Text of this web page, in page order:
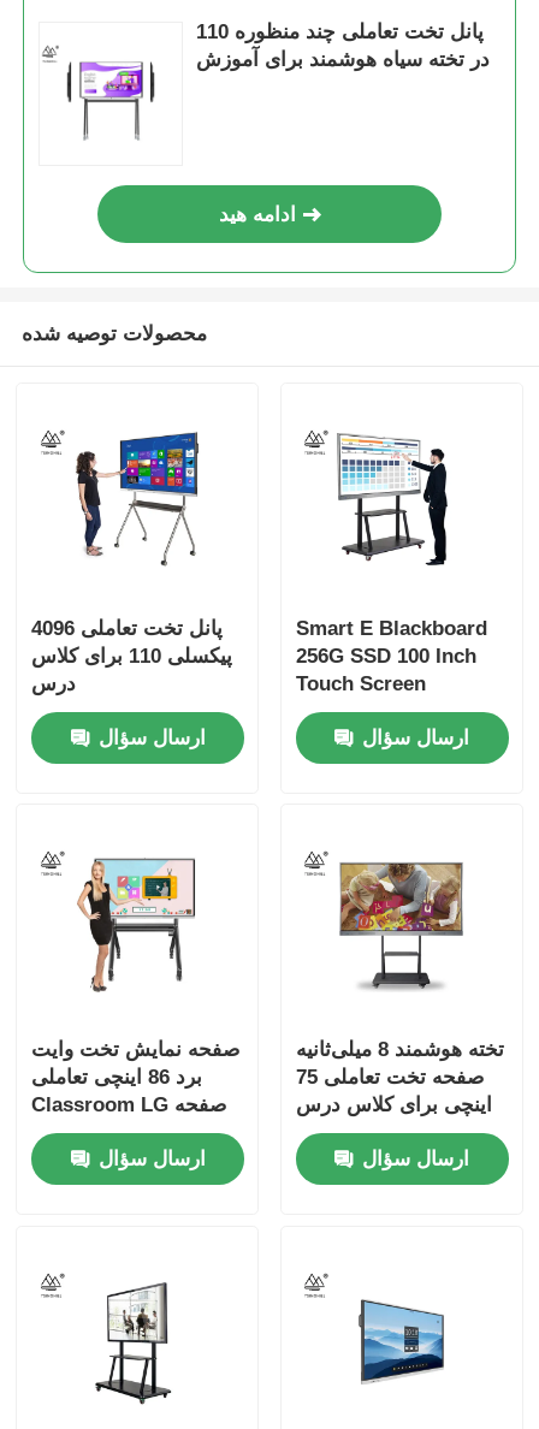
پانل تخت تعاملی چند منظوره 110
در تخته سیاه هوشمند برای آموزش
ادامه هید
محصولات توصیه شده
پانل تخت تعاملی 4096
پیکسلی 110 برای کلاس
درس
ارسال سؤال
Smart E Blackboard
256G SSD 100 Inch
Touch Screen
Windows 10 OS
ارسال سؤال
صفحه نمایش تخت وایت
برد 86 اینچی تعاملی
Classroom LG صفحه
تخت لمسی
ارسال سؤال
تخته هوشمند 8 میلی‌ثانیه
صفحه تخت تعاملی 75
اینچی برای کلاس درس
ارسال سؤال